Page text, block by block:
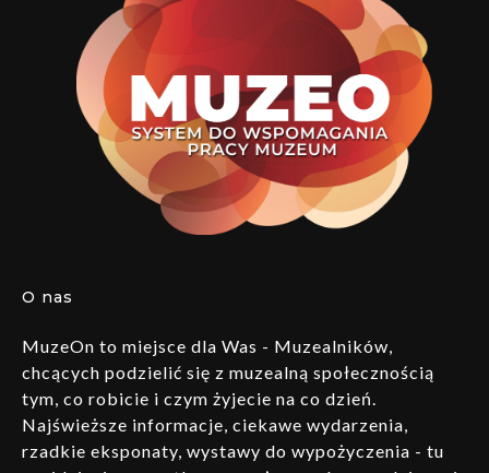
O nas
MuzeOn to miejsce dla Was - Muzealników,
chcących podzielić się z muzealną społecznością
tym, co robicie i czym żyjecie na co dzień.
Najświeższe informacje, ciekawe wydarzenia,
rzadkie eksponaty, wystawy do wypożyczenia - tu